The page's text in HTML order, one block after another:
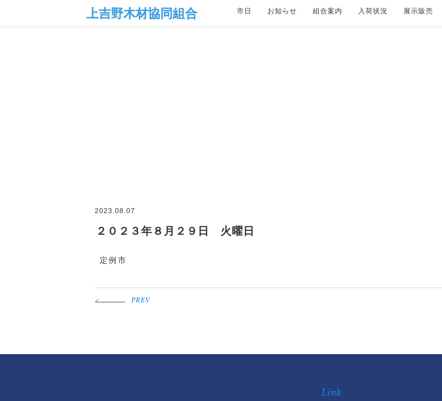
市日 お知らせ 組合案内 入荷状況 展示販売
2023.08.07
２０２３年８月２９日 火曜日
定例市
PREV
Link